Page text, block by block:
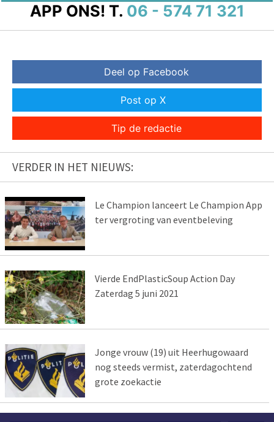
APP ONS! T. 06 - 574 71 321
Deel op Facebook
Post op X
Tip de redactie
VERDER IN HET NIEUWS:
Le Champion lanceert Le Champion App
ter vergroting van eventbeleving
Vierde EndPlasticSoup Action Day
Zaterdag 5 juni 2021
Jonge vrouw (19) uit Heerhugowaard
nog steeds vermist, zaterdagochtend
grote zoekactie